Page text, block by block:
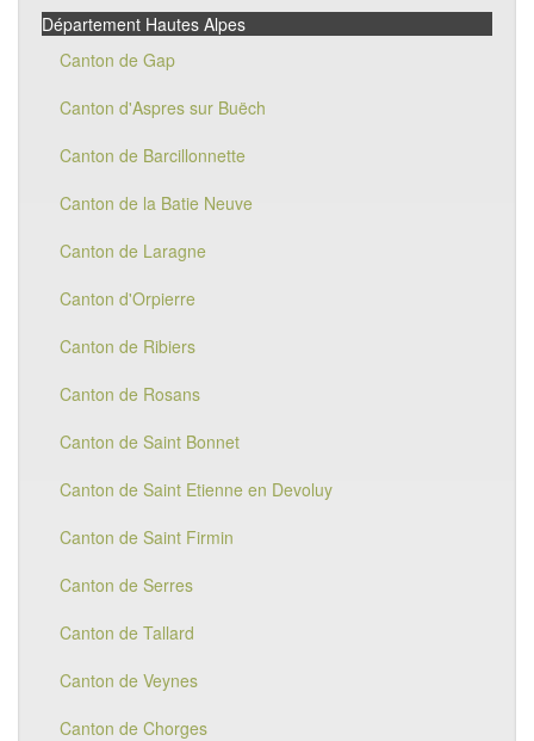
Département Hautes Alpes
Canton de Gap
Canton d'Aspres sur Buëch
Canton de Barcillonnette
Canton de la Batie Neuve
Canton de Laragne
Canton d'Orpierre
Canton de Ribiers
Canton de Rosans
Canton de Saint Bonnet
Canton de Saint Etienne en Devoluy
Canton de Saint Firmin
Canton de Serres
Canton de Tallard
Canton de Veynes
Canton de Chorges